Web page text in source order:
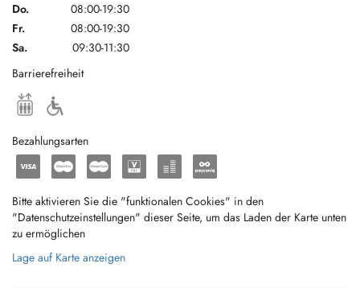
Do.
08:00-19:30
Fr.
08:00-19:30
Sa.
09:30-11:30
Barrierefreiheit
Bezahlungsarten
Bitte aktivieren Sie die "funktionalen Cookies" in den
"Datenschutzeinstellungen" dieser Seite, um das Laden der Karte unten
zu ermöglichen
Lage auf Karte anzeigen